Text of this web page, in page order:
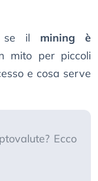
se il mining è
mito per piccoli
e cosa serve
Ecco